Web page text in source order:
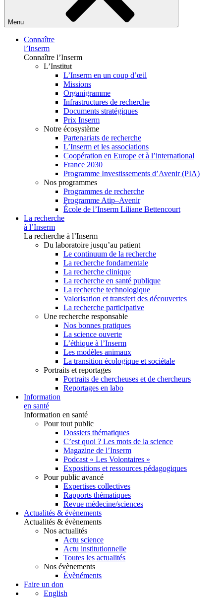
Menu
Connaître
l’Inserm
Connaître l’Inserm
L’Institut
L’Inserm en un coup d’œil
Missions
Organigramme
Infrastructures de recherche
Documents stratégiques
Prix Inserm
Notre écosystème
Partenariats de recherche
L’Inserm et les associations
Coopération en Europe et à l’international
France 2030
Programme Investissements d’Avenir (PIA)
Nos programmes
Programmes de recherche
Programme Atip–Avenir
École de l’Inserm Liliane Bettencourt
La recherche
à l’Inserm
La recherche à l’Inserm
Du laboratoire jusqu’au patient
Le continuum de la recherche
La recherche fondamentale
La recherche clinique
La recherche en santé publique
La recherche technologique
Valorisation et transfert des découvertes
La recherche participative
Une recherche responsable
Nos bonnes pratiques
La science ouverte
L’éthique à l’Inserm
Les modèles animaux
La transition écologique et sociétale
Portraits et reportages
Portraits de chercheuses et de chercheurs
Reportages en labo
Information
en santé
Information en santé
Pour tout public
Dossiers thématiques
C’est quoi ? Les mots de la science
Magazine de l’Inserm
Podcast « Les Volontaires »
Expositions et ressources pédagogiques
Pour public avancé
Expertises collectives
Rapports thématiques
Revue médecine/sciences
Actualités & évènements
Actualités & évènements
Nos actualités
Actu science
Actu institutionnelle
Toutes les actualités
Nos évènements
Évènéments
Faire un don
English